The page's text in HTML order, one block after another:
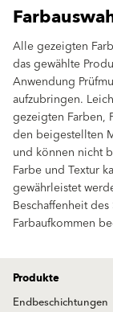
Alle gezeigten
das gewählte
Anwendung
aufzubringen.
gezeigten Farben,
den beigestellten
und können nicht
Farbe und Textur
gewährleistet
Beschaffenheit
Farbaufkommen
Produkte
Endbeschichtungen